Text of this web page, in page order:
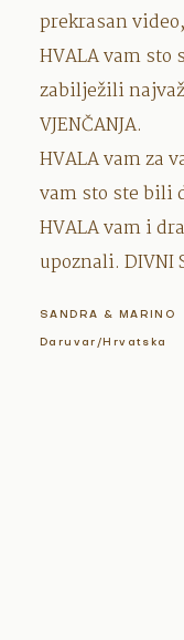
SANDRA & MARINO
Daruvar/Hrvatska
prekrasan
HVALA vam sto
zabilježili
VJENČANJA.
HVALA vam za
vam sto ste bili
HVALA vam i
upoznali. DIVNI